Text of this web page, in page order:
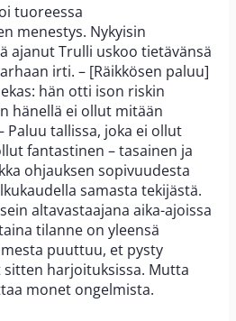
tuoreessa
menestys. Nykyisin
ajanut Trulli uskoo tietävänsä
irti. – [Räikkösen paluu]
hän otti ison riskin
hänellä ei ollut mitään
Paluu tallissa, joka ei ollut
fantastinen – tasainen ja
ohjauksen sopivuudesta
samasta tekijästä.
altavastaajana aika-ajoissa
tilanne on yleensä
puuttuu, et pysty
harjoituksissa. Mutta
monet ongelmista.